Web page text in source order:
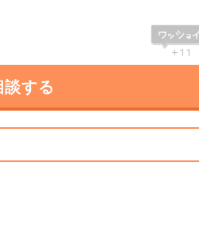
+11
する